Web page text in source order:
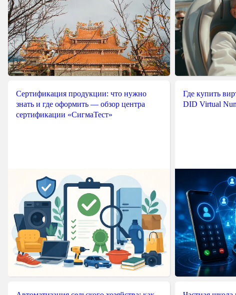
Сертификация продукции: что нужно
знать и где оформить — обзор центра
сертификации «СигмаТест»
Где купить
DID Virtual